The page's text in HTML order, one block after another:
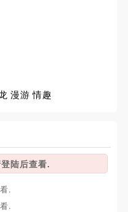
漫游 情趣
陆后查看.
.
.